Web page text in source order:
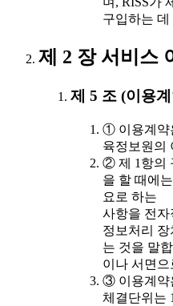
구입하는
제 2 장 서비스
제 5 조 (이용
① 이용계약
육정보원의
② 제 1항의
을 할 때에
요로 하는
사항을 전
정보처리
는 것을 말
이나 서면
③ 이용계약
체결단위는